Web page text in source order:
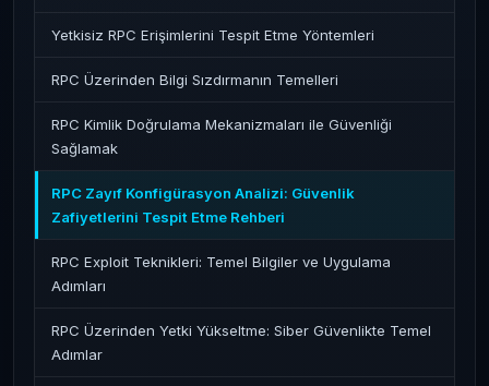
Yetkisiz RPC Erişimlerini Tespit Etme Yöntemleri
RPC Üzerinden Bilgi Sızdırmanın Temelleri
RPC Kimlik Doğrulama Mekanizmaları ile Güvenliği
Sağlamak
RPC Zayıf Konfigürasyon Analizi: Güvenlik
Zafiyetlerini Tespit Etme Rehberi
RPC Exploit Teknikleri: Temel Bilgiler ve Uygulama
Adımları
RPC Üzerinden Yetki Yükseltme: Siber Güvenlikte Temel
Adımlar